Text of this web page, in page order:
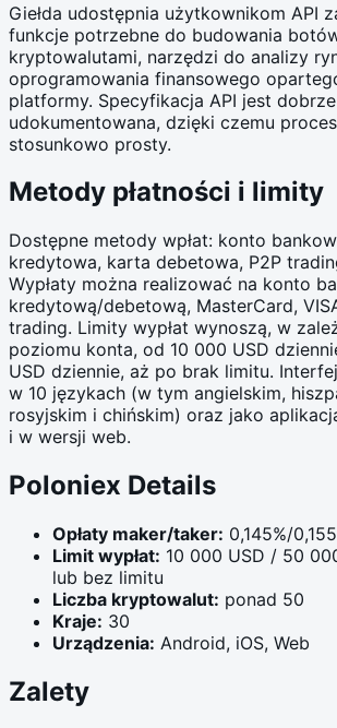
Giełda udostępnia użytkownikom API
funkcje potrzebne do budowania
kryptowalutami, narzędzi do analizy
oprogramowania finansowego
platformy. Specyfikacja API jest dobrze
udokumentowana, dzięki czemu
stosunkowo prosty.
Metody płatności i limity
Dostępne metody wpłat: konto
kredytowa, karta debetowa, P2P
Wypłaty można realizować na konto
kredytową/debetową, MasterCard,
trading. Limity wypłat wynoszą, w
poziomu konta, od 10 000 USD
USD dziennie, aż po brak limitu.
w 10 językach (w tym angielskim,
rosyjskim i chińskim) oraz jako
i w wersji web.
Poloniex Details
Opłaty maker/taker: 0,145%/
Limit wypłat: 10 000 USD / 50
lub bez limitu
Liczba kryptowalut: ponad 50
Kraje: 30
Urządzenia: Android, iOS, Web
Zalety